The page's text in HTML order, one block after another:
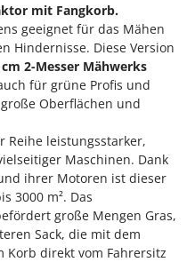
mit Fangkorb.
geeignet für das Mähen
Hindernisse. Diese Version
2-Messer Mähwerks
für grüne Profis und
Oberflächen und
Reihe leistungsstarker,
Maschinen. Dank
ihrer Motoren ist dieser
3000 m². Das
große Mengen Gras,
Sack, die mit dem
Korb direkt vom Fahrersitz